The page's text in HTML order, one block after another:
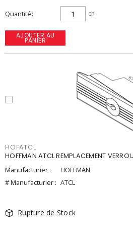
Quantité ch
AJOUTER AU
PANIER
HOFATCL
HOFFMAN ATCL REMPLACEMENT
Manufacturier :
HOFFMAN
# Manufacturier : ATCL
Rupture de Stock